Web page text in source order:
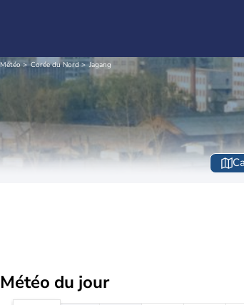
Météo Corée du Nord Jagang
Météo du jour